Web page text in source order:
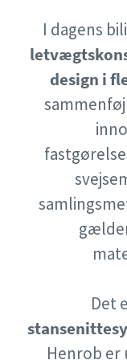
I dagens
design i
Det
Henrob er
Anmodning
Anmodning